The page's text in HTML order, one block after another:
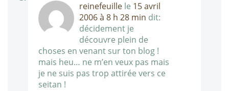
reinefeuille le 15 avril
2006 à 8 h 28 min dit:
décidement je
découvre plein de
choses en venant sur ton blog !
mais heu… ne m’en veux pas mais
je ne suis pas trop attirée vers ce
seitan !